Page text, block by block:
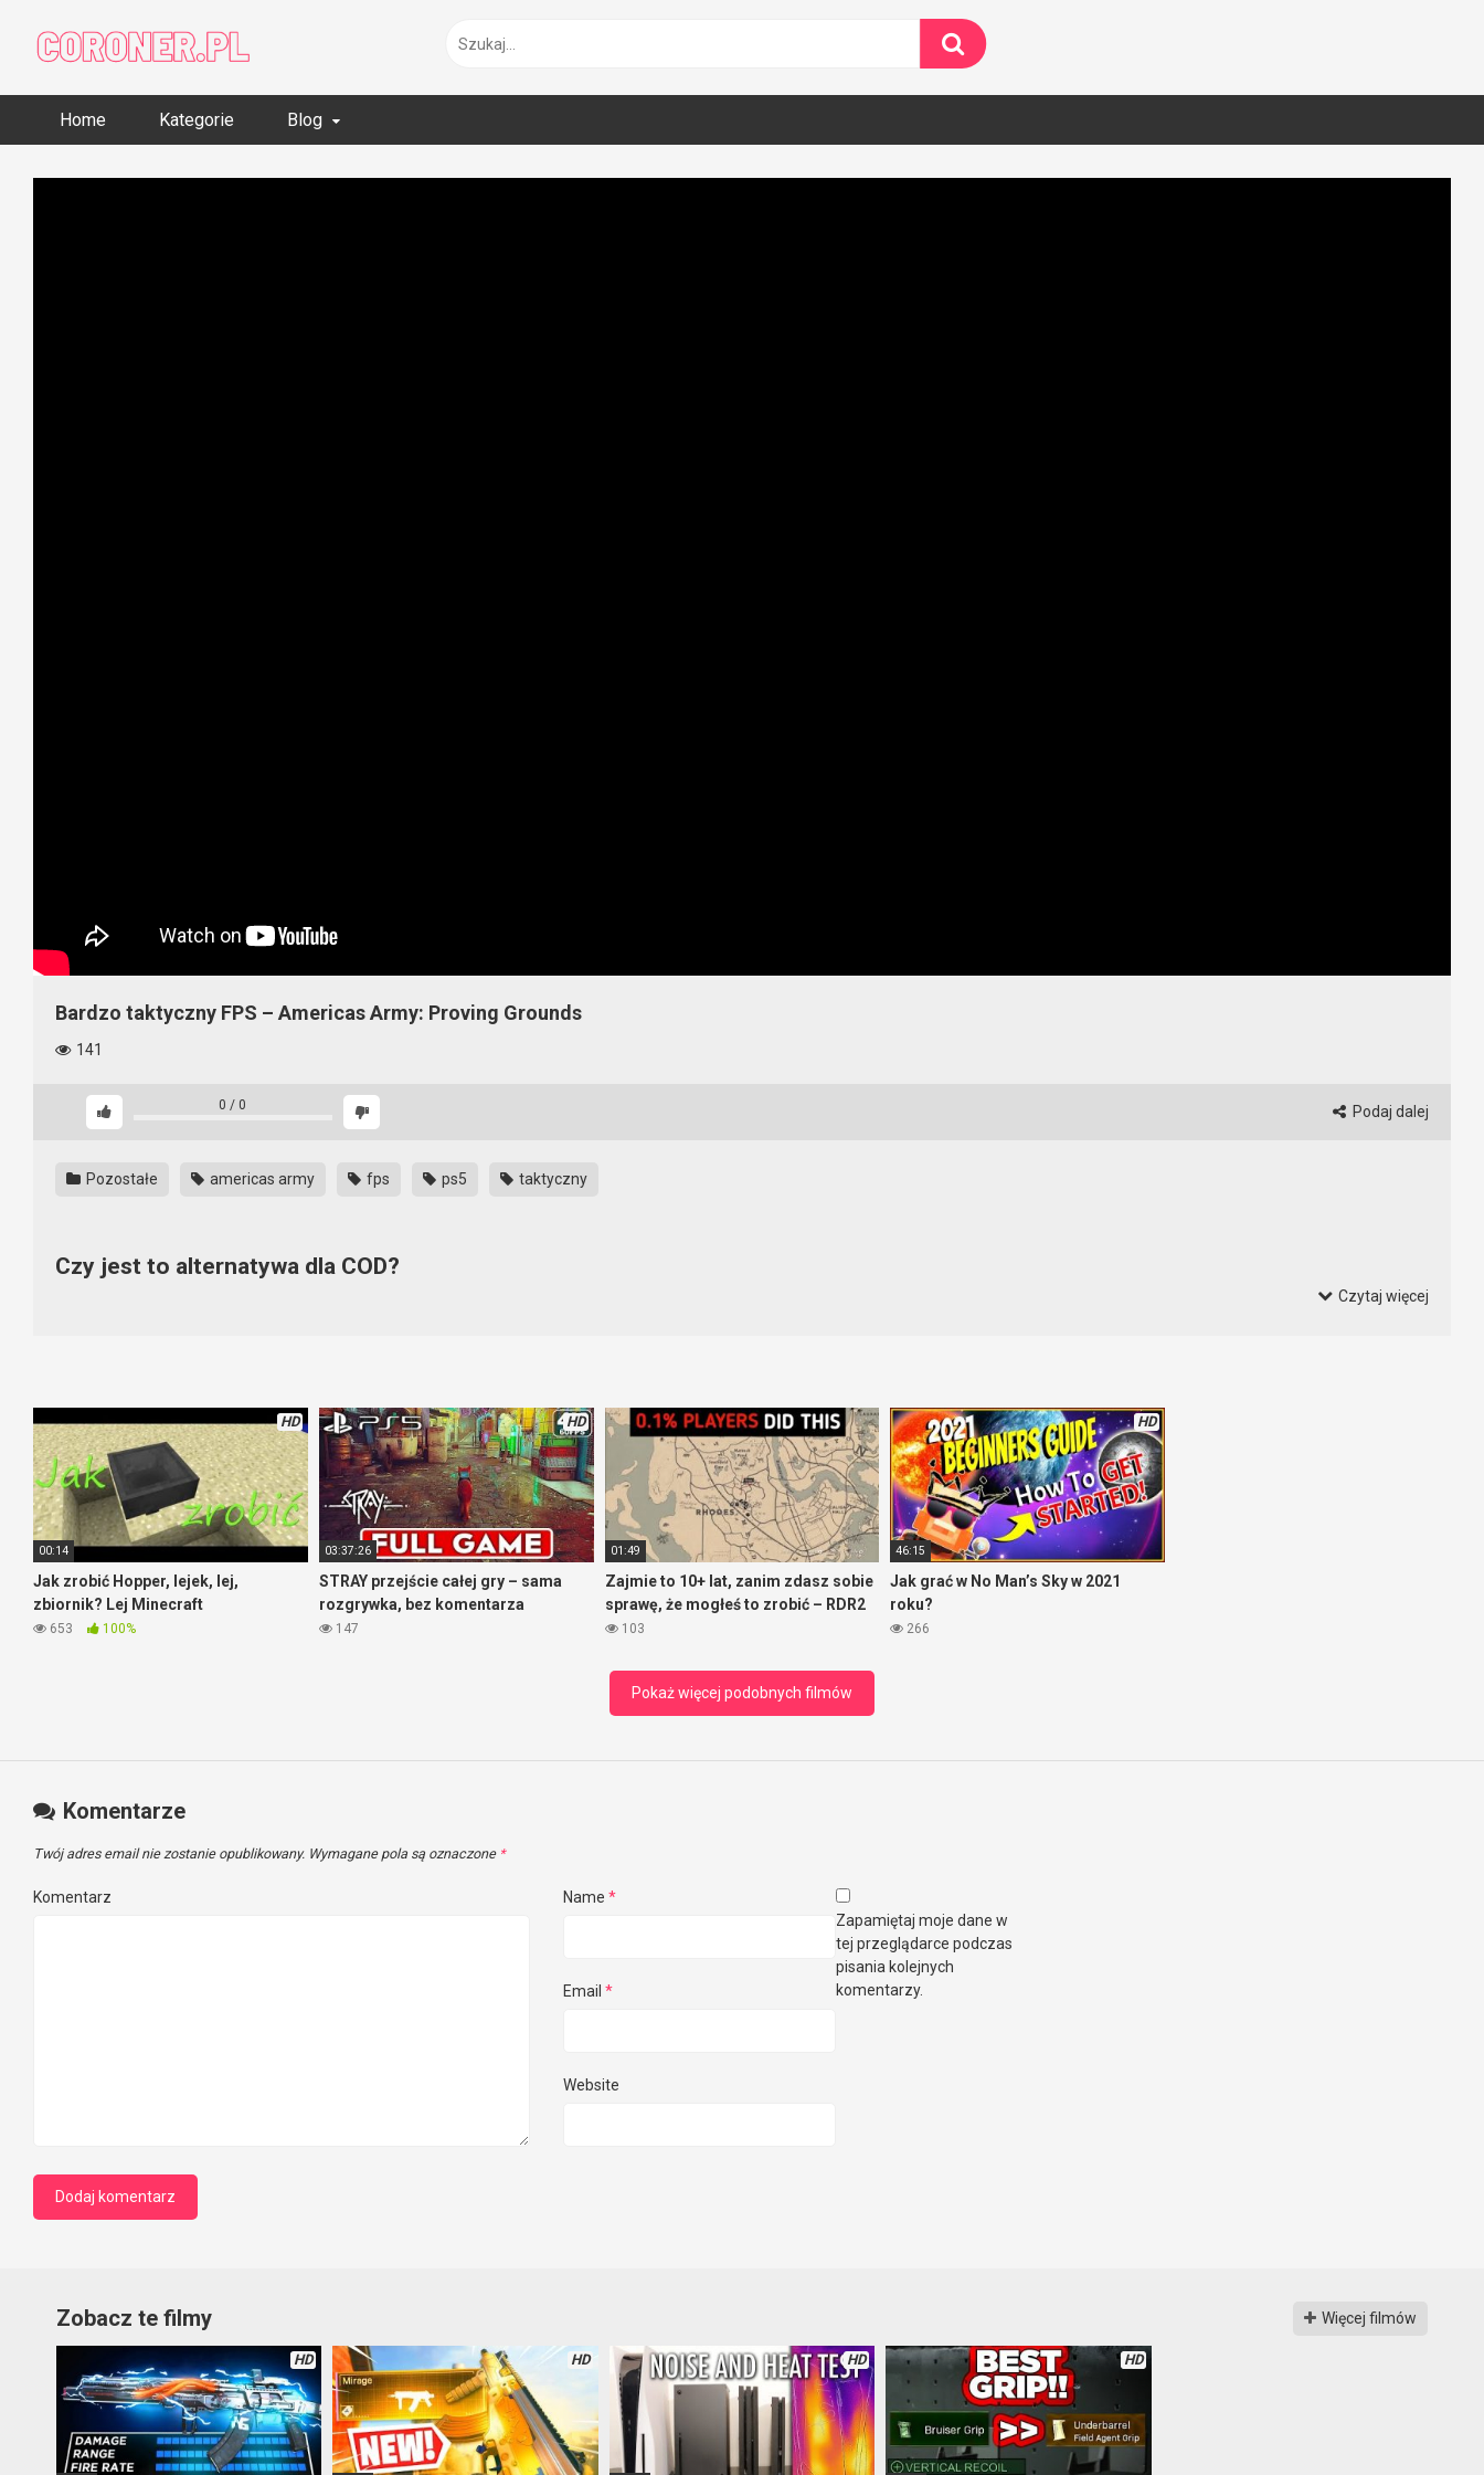
content
Home Kategorie Blog
Bardzo taktyczny FPS – Americas Army: Proving Grounds
141
0 / 0 Podaj dalej
Pozostałe americas army fps ps5 taktyczny
Czy jest to alternatywa dla COD?
Czytaj więcej
HD
00:14
Jak zrobić Hopper, lejek, lej,
zbiornik? Lej Minecraft
653 100%
HD
03:37:26
STRAY przejście całej gry – sama
rozgrywka, bez komentarza
147
01:49
Zajmie to 10+ lat, zanim zdasz sobie
sprawę, że mogłeś to zrobić – RDR2
103
HD
46:15
Jak grać w No Man’s Sky w 2021
roku?
266
Pokaż więcej podobnych filmów
Komentarze
Twój adres email nie zostanie opublikowany. Wymagane pola są oznaczone *
Komentarz Name *
Email *
Website
Zapamiętaj moje dane w
tej przeglądarce podczas
pisania kolejnych
komentarzy.
Zobacz te filmy Więcej filmów
HD HD HD HD